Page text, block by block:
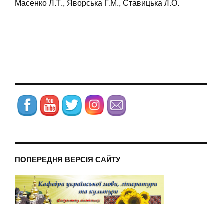
Масенко Л.Т., Яворська Г.М., Ставицька Л.О.
ПОПЕРЕДНЯ ВЕРСІЯ САЙТУ